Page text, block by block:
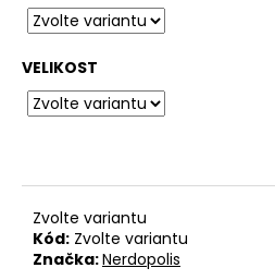
VELIKOST
Zvolte variantu
Kód: Zvolte variantu
Značka:Nerdopolis
e
m
e
-
WAY
OF
PURE